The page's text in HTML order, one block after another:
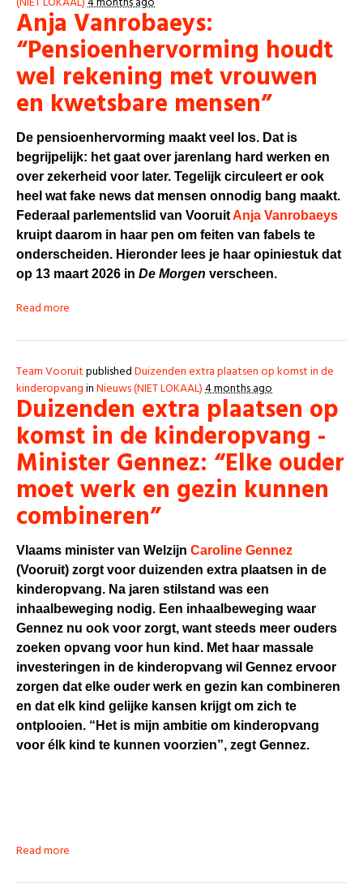
Anja Vanrobaeys:
“Pensioenhervorming houdt
wel rekening met vrouwen
en kwetsbare mensen”
De pensioenhervorming maakt veel los. Dat is
begrijpelijk: het gaat over jarenlang hard werken en
over zekerheid voor later. Tegelijk circuleert er ook
heel wat fake news dat mensen onnodig bang maakt.
Federaal parlementslid van VooruitAnja Vanrobaeys
kruipt daarom in haar pen om feiten van fabels te
onderscheiden. Hieronder lees je haar opiniestuk dat
op 13 maart 2026 in De Morgen verscheen.
Read more
Team VooruitpublishedDuizenden extra plaatsen op komst in de
kinderopvanginNieuws (NIET LOKAAL)4 months ago
Duizenden extra plaatsen op
komst in de kinderopvang -
Minister Gennez: “Elke ouder
moet werk en gezin kunnen
combineren”
Vlaams minister van Welzijn Caroline Gennez
(Vooruit) zorgt voor duizenden extra plaatsen in de
kinderopvang. Na jaren stilstand was een
inhaalbeweging nodig. Een inhaalbeweging waar
Gennez nu ook voor zorgt, want steeds meer ouders
zoeken opvang voor hun kind. Met haar massale
investeringen in de kinderopvang wil Gennez ervoor
zorgen dat elke ouder werk en gezin kan combineren
en dat elk kind gelijke kansen krijgt om zich te
ontplooien. “Het is mijn ambitie om kinderopvang
voor élk kind te kunnen voorzien”, zegt Gennez.
Read more